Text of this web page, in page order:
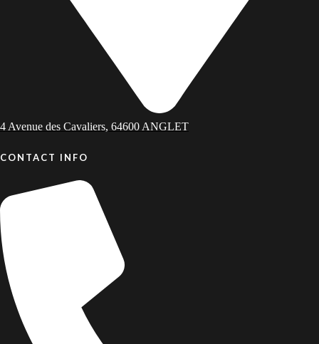
4 Avenue des Cavaliers, 64600 ANGLET
CONTACT INFO